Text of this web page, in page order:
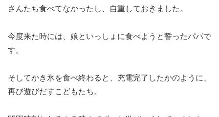
さんたち食べてなかったし、自重しておきました。
今度来た時には、娘といっしょに食べようと誓ったパパで
す。
そしてかき氷を食べ終わると、充電完了したかのように、
再び遊びだすこどもたち。